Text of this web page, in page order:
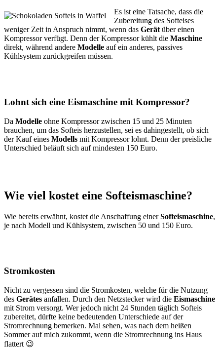
Es ist eine Tatsache, dass die
Zubereitung des Softeises
weniger Zeit in Anspruch nimmt, wenn das Gerätüber einen
Kompressor verfügt. Denn der Kompressor kühlt die Maschine
direkt, während andere Modelle auf ein anderes, passives
Kühlsystem zurückgreifen müssen.
Lohnt sich eine Eismaschine mit Kompressor?
Da Modelle ohne Kompressor zwischen 15 und 25 Minuten
brauchen, um das Softeis herzustellen, sei es dahingestellt, ob sich
der Kauf eines Modells mit Kompressor lohnt. Denn der preisliche
Unterschied beläuft sich auf mindesten 150 Euro.
Wie viel kostet eine Softeismaschine?
Wie bereits erwähnt, kostet die Anschaffung einerSofteismaschine,
je nach Modell und Kühlsystem, zwischen 50 und 150 Euro.
Stromkosten
Nicht zu vergessen sind die Stromkosten, welche für die Nutzung
des Gerätes anfallen. Durch den Netzstecker wird die Eismaschine
mit Strom versorgt. Wer jedoch nicht 24 Stunden täglich Softeis
zubereitet, dürfte keine bedeutenden Unterschiede auf der
Stromrechnung bemerken. Mal sehen, was nach dem heißen
Sommer auf mich zukommt, wenn die Stromrechnung ins Haus
flattert 😉